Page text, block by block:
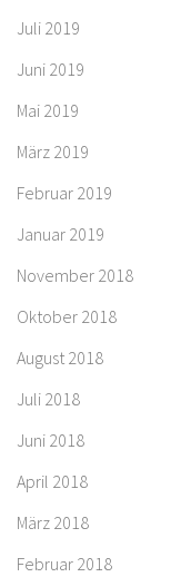
Juli 2019
Juni 2019
Mai 2019
März 2019
Februar 2019
Januar 2019
November 2018
Oktober 2018
August 2018
Juli 2018
Juni 2018
April 2018
März 2018
Februar 2018